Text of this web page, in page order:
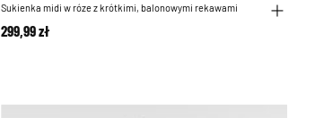
Sukienka midi w róze z krótkimi, balonowymi rekawami
299,99 zł